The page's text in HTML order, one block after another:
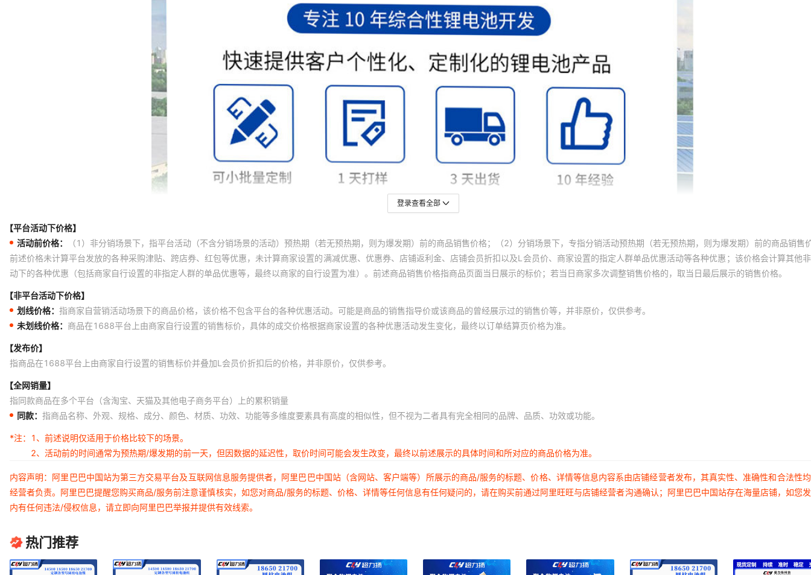
登录查看全部
【平台活动下价格】
活动前价格：
（1）非分销场景下，指平台活动（不含分销场景的活动）预热期（若无预热期，则为爆发期）前的商品销售价格；（2）分销场景下，专指分销活动预热期（若无预热期，则为爆发期）前的商品销售
前述价格未计算平台发放的各种采购津贴、跨店券、红包等优惠，未计算商家设置的满减优惠、优惠券、店铺返利金、店铺会员折扣以及L会员价、商家设置的指定人群单品优惠活动等各种优惠；该价格会计算其他
动下的各种优惠（包括商家自行设置的非指定人群的单品优惠等，最终以商家的自行设置为准）。前述商品销售价格指商品页面当日展示的标价；若当日商家多次调整销售价格的，取当日最后展示的销售价格。
【非平台活动下价格】
划线价格： 指商家自营销活动场景下的商品价格，该价格不包含平台的各种优惠活动。可能是商品的销售指导价或该商品的曾经展示过的销售价等，并非原价，仅供参考。
未划线价格： 商品在1688平台上由商家自行设置的销售标价，具体的成交价格根据商家设置的各种优惠活动发生变化，最终以订单结算页价格为准。
【发布价】
指商品在1688平台上由商家自行设置的销售标价并叠加L会员价折扣后的价格，并非原价，仅供参考。
【全网销量】
指同款商品在多个平台（含淘宝、天猫及其他电子商务平台）上的累积销量
同款： 指商品名称、外观、规格、成分、颜色、材质、功效、功能等多维度要素具有高度的相似性，但不视为二者具有完全相同的品牌、品质、功效或功能。
*注：
1、前述说明仅适用于价格比较下的场景。
2、活动前的时间通常为预热期/爆发期的前一天，但因数据的延迟性，取价时间可能会发生改变，最终以前述展示的具体时间和所对应的商品价格为准。
内容声明：阿里巴巴中国站为第三方交易平台及互联网信息服务提供者，阿里巴巴中国站（含网站、客户端等）所展示的商品/服务的标题、价格、详情等信息内容系由店铺经营者发布，其真实性、准确性和合法性
经营者负责。阿里巴巴提醒您购买商品/服务前注意谨慎核实，如您对商品/服务的标题、价格、详情等任何信息有任何疑问的，请在购买前通过阿里旺旺与店铺经营者沟通确认；阿里巴巴中国站存在海量店铺，如您
内有任何违法/侵权信息，请立即向阿里巴巴举报并提供有效线索。
热门推荐